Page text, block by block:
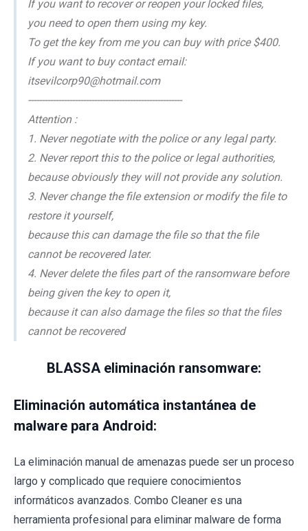
If you want to recover or reopen your locked files,
you need to open them using my key.
To get the key from me you can buy with price $400.
If you want to buy contact email:
itsevilcorp90@hotmail.com
--------------------------------------------------------
Attention :
1. Never negotiate with the police or any legal party.
2. Never report this to the police or legal authorities,
because obviously they will not provide any solution.
3. Never change the file extension or modify the file to
restore it yourself,
because this can damage the file so that the file
cannot be recovered later.
4. Never delete the files part of the ransomware before
being given the key to open it,
because it can also damage the files so that the files
cannot be recovered
BLASSA eliminación ransomware:
Eliminación automática instantánea de
malware para Android:
La eliminación manual de amenazas puede ser un proceso
largo y complicado que requiere conocimientos
informáticos avanzados. Combo Cleaner es una
herramienta profesional para eliminar malware de forma